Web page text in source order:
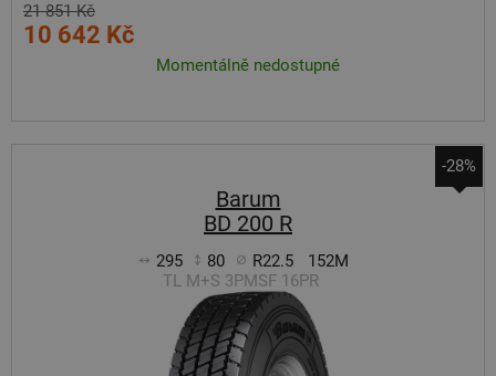
21 851 Kč
10 642 Kč
Momentálně nedostupné
-28%
Barum
BD 200 R
295 80 R22.5
152M
TL M+S 3PMSF 16PR